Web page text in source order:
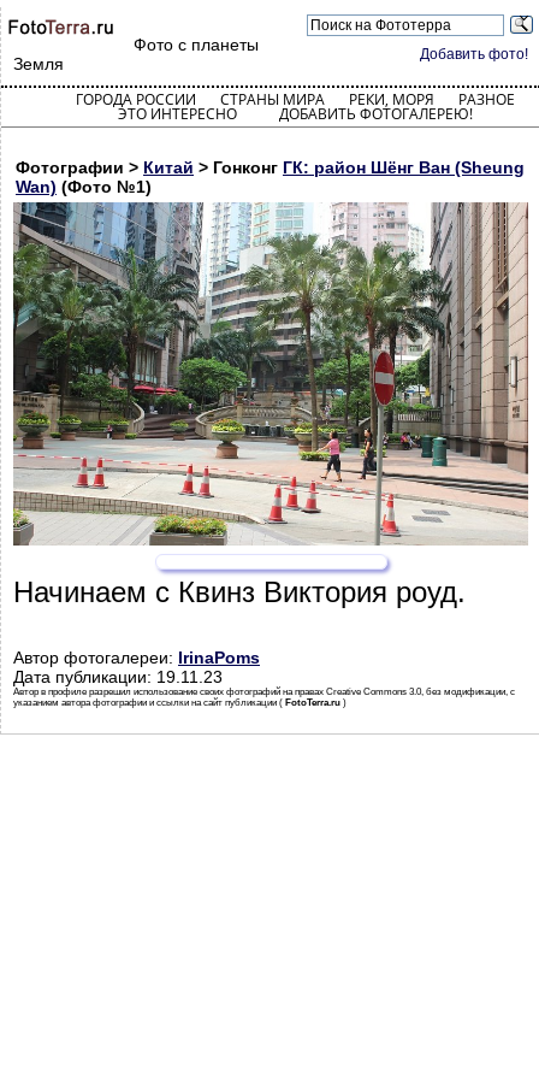
Добавить фото!
Фото с планеты
Земля
ГОРОДА РОССИИ СТРАНЫ МИРА РЕКИ, МОРЯ РАЗНОЕ
ЭТО ИНТЕРЕСНО ДОБАВИТЬ ФОТОГАЛЕРЕЮ!
Фотографии > Китай > Гонконг ГК: район Шёнг Ван (Sheung
Wan) (Фото №1)
Начинаем с Квинз Виктория роуд.
Автор фотогалереи: IrinaPoms
Дата публикации: 19.11.23
Автор в профиле разрешил использование своих фотографий на правах Creative Commons 3.0, без модификации, с
указанием автора фотографии и ссылки на сайт публикации ( FotoTerra.ru )